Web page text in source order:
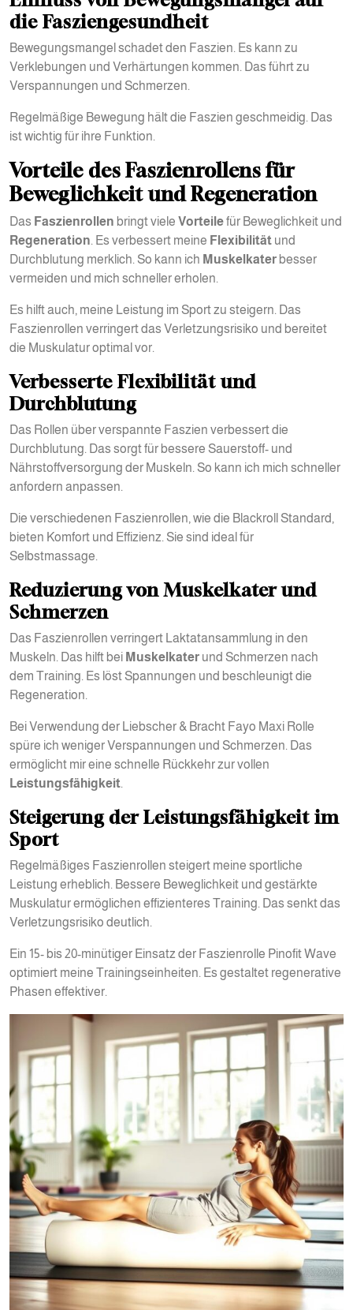
die Fasziengesundheit
Bewegungsmangel schadet den Faszien. Es kann zu
Verklebungen und Verhärtungen kommen. Das führt zu
Verspannungen und Schmerzen.
Regelmäßige Bewegung hält die Faszien geschmeidig. Das
ist wichtig für ihre Funktion.
Vorteile des Faszienrollens für
Beweglichkeit und Regeneration
Das Faszienrollen bringt viele Vorteilefür Beweglichkeit und
Regeneration. Es verbessert meine Flexibilität und
Durchblutung merklich. So kann ich Muskelkater besser
vermeiden und mich schneller erholen.
Es hilft auch, meine Leistung im Sport zu steigern. Das
Faszienrollen verringert das Verletzungsrisiko und bereitet
die Muskulatur optimal vor.
Verbesserte Flexibilität und
Durchblutung
Das Rollen über verspannte Faszien verbessert die
Durchblutung. Das sorgt für bessere Sauerstoff- und
Nährstoffversorgung der Muskeln. So kann ich mich schneller
anfordern anpassen.
Die verschiedenen Faszienrollen, wie die Blackroll Standard,
bieten Komfort und Effizienz. Sie sind ideal für
Selbstmassage.
Reduzierung von Muskelkater und
Schmerzen
Das Faszienrollen verringert Laktatansammlung in den
Muskeln. Das hilft bei Muskelkater und Schmerzen nach
dem Training. Es löst Spannungen und beschleunigt die
Regeneration.
Bei Verwendung der Liebscher & Bracht Fayo Maxi Rolle
spüre ich weniger Verspannungen und Schmerzen. Das
ermöglicht mir eine schnelle Rückkehr zur vollen
Leistungsfähigkeit.
Steigerung der Leistungsfähigkeit im
Sport
Regelmäßiges Faszienrollen steigert meine sportliche
Leistung erheblich. Bessere Beweglichkeit und gestärkte
Muskulatur ermöglichen effizienteres Training. Das senkt das
Verletzungsrisiko deutlich.
Ein 15- bis 20-minütiger Einsatz der Faszienrolle Pinofit Wave
optimiert meine Trainingseinheiten. Es gestaltet regenerative
Phasen effektiver.